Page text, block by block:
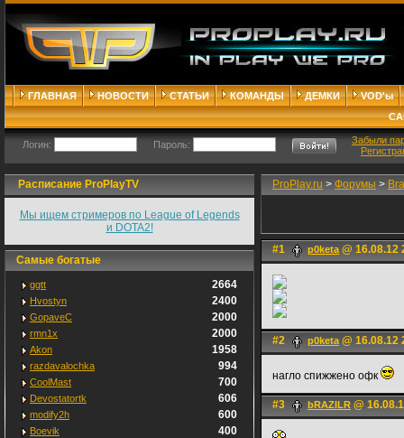
ГЛАВНАЯ НОВОСТИ СТАТЬИ КОМАНДЫ ДЕМКИ
VOD'ы
Логин: Пароль:
Забыли
Расписание ProPlayTV
Мы ищем стримеров по League of Legends
и DOTA2!
Самые богатые
ggtt 2664
Hvostyn 2400
GopaveC 2000
rmn1x 2000
Akon 1958
razdavalochka 994
CoolMast 700
Devostatortk 606
modify2h 600
Boevik 400
ProPlay.ru > Форумы >
#1 p0keta@ 16.08.12
#2 p0keta@ 16.08.12
нагло спижжено офк
#3 bRAZILR @